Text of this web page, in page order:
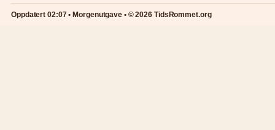
Oppdatert 02:07 • Morgenutgave • © 2026 TidsRommet.org